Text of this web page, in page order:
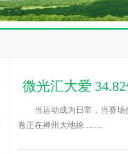
微光汇大爱
当运动成为日常，当赛
卷正在神州大地徐 ……